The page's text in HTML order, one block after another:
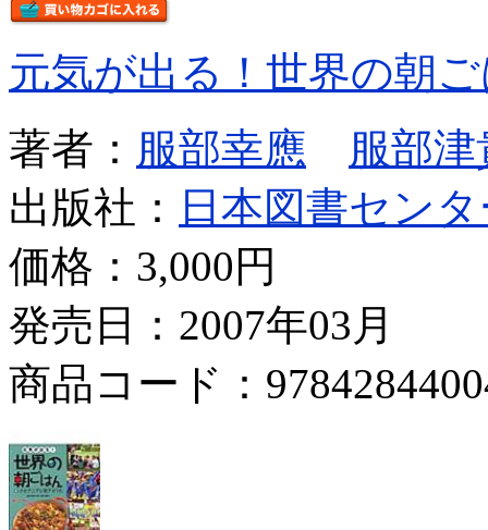
元気が出る！世界の朝
著者： 服部幸應
服部
出版社：
日本図書セン
価格： 3,000円
発売日：2007年03月
商品コード：